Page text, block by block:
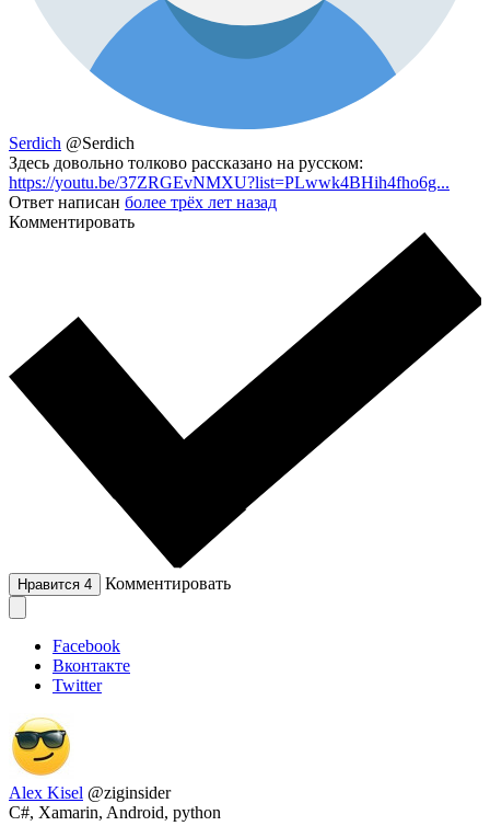
Serdich @Serdich
Здесь довольно толково рассказано на русском:
https://youtu.be/37ZRGEvNMXU?list=PLwwk4BHih4fho6g...
Ответ написан более трёх лет назад
Комментировать
Нравится 4 Комментировать
Facebook
Вконтакте
Twitter
Alex Kisel @ziginsider
C#, Xamarin, Android, python